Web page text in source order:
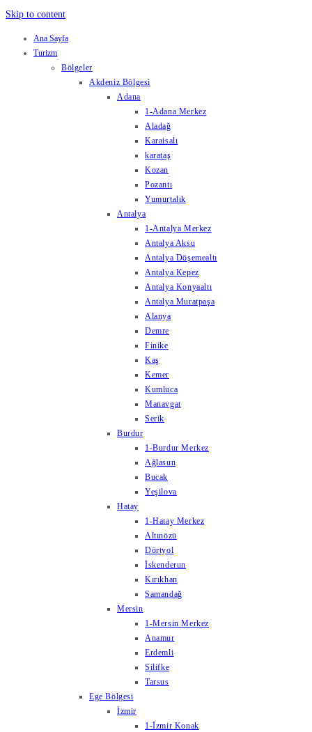
Skip to content
Ana Sayfa
Turizm
Bölgeler
Akdeniz Bölgesi
Adana
1-Adana Merkez
Aladağ
Karaisalı
karataş
Kozan
Pozantı
Yumurtalık
Antalya
1-Antalya Merkez
Antalya Aksu
Antalya Döşemealtı
Antalya Kepez
Antalya Konyaaltı
Antalya Muratpaşa
Alanya
Demre
Finike
Kaş
Kemer
Kumluca
Manavgat
Serik
Burdur
1-Burdur Merkez
Ağlasun
Bucak
Yeşilova
Hatay
1-Hatay Merkez
Altınözü
Dörtyol
İskenderun
Kırıkhan
Samandağ
Mersin
1-Mersin Merkez
Anamur
Erdemli
Silifke
Tarsus
Ege Bölgesi
İzmir
1-İzmir Konak